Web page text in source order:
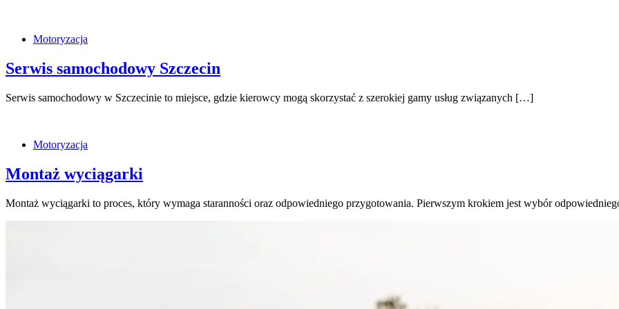
Motoryzacja
Serwis samochodowy Szczecin
Serwis samochodowy w Szczecinie to miejsce, gdzie kierowcy mogą skorzystać z szerokiej gamy usług związanych […]
Motoryzacja
Montaż wyciągarki
Montaż wyciągarki to proces, który wymaga staranności oraz odpowiedniego przygotowania. Pierwszym krokiem jest wybór